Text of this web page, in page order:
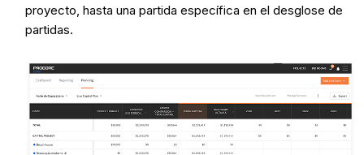
proyecto, hasta una partida específica en el desglose de
partidas.